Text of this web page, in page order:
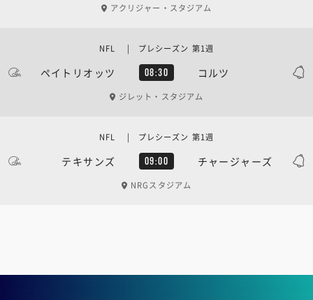
アクリジャー・スタジアム
ペイトリオッツ 08:30 コルツ
NFL | プレシーズン 第1週
ジレット・スタジアム
テキサンズ 09:00 チャージャーズ
NFL | プレシーズン 第1週
NRGスタジアム